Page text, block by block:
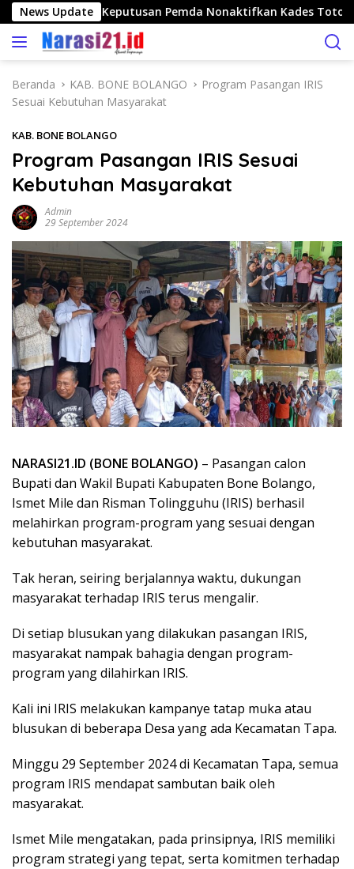
a
News Update
Nilai Tepat Keputusan Pemda Nonaktifkan Kades Toto
Beranda KAB. BONE BOLANGO
Program Pasangan IRIS
Sesuai Kebutuhan Masyarakat
KAB. BONE BOLANGO
Program Pasangan IRIS Sesuai
Kebutuhan Masyarakat
Admin
29 September 2024
NARASI21.ID (BONE BOLANGO) – Pasangan calon
Bupati dan Wakil Bupati Kabupaten Bone Bolango,
Ismet Mile dan Risman Tolingguhu (IRIS) berhasil
melahirkan program-program yang sesuai dengan
kebutuhan masyarakat.
Tak heran, seiring berjalannya waktu, dukungan
masyarakat terhadap IRIS terus mengalir.
Di setiap blusukan yang dilakukan pasangan IRIS,
masyarakat nampak bahagia dengan program-
program yang dilahirkan IRIS.
Kali ini IRIS melakukan kampanye tatap muka atau
blusukan di beberapa Desa yang ada Kecamatan Tapa.
Minggu 29 September 2024 di Kecamatan Tapa, semua
program IRIS mendapat sambutan baik oleh
masyarakat.
Ismet Mile mengatakan, pada prinsipnya, IRIS memiliki
program strategi yang tepat, serta komitmen terhadap